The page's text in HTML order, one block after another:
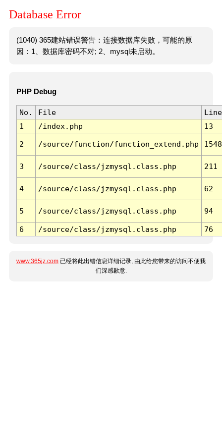
Database Error
(1040) 365建站错误警告：连接数据库失败，可能的原
因：1、数据库密码不对; 2、mysql未启动。
PHP Debug
No. File
Line
1
/index.php 13
2 /source/function/function_extend.php 1548
3 /source/class/jzmysql.class.php 211
4 /source/class/jzmysql.class.php 62
5 /source/class/jzmysql.class.php 94
6 /source/class/jzmysql.class.php 76
www.365jz.com 已经将此出错信息详细记录, 由此给您带来的访问不便我
们深感歉意.